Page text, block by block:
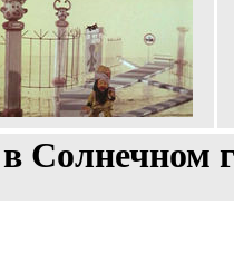
Солнечном